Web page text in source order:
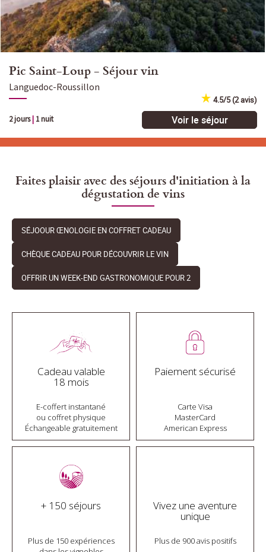
Pic Saint-Loup - Séjour vin
Languedoc-Roussillon
4.5/5 (2 avis)
2 jours| 1 nuit Voir le séjour
Faites plaisir avec des séjours d'initiation à la
dégustation de vins
SÉJOOUR ŒNOLOGIE EN COFFRET CADEAU
CHÈQUE CADEAU POUR DÉCOUVRIR LE VIN
OFFRIR UN WEEK-END GASTRONOMIQUE POUR 2
Cadeau valable
18 mois
E-coffert instantané
ou coffret physique
Échangeable gratuitement
Paiement sécurisé
Carte Visa
MasterCard
American Express
+ 150 séjours
Plus de 150 expériences
Vivez une aventure
unique
Plus de 900 avis positifs